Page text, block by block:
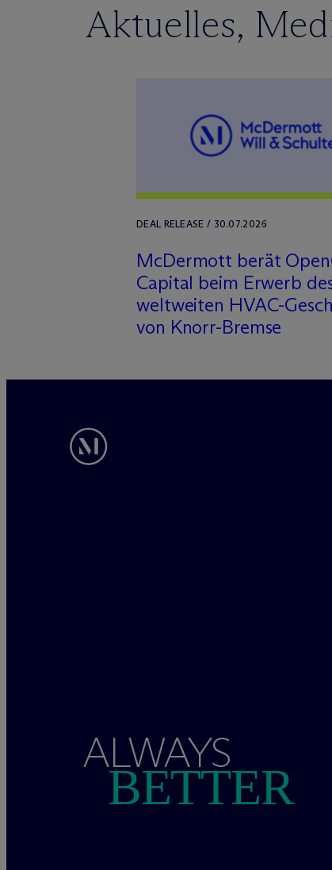
Aktuelles,
DEAL RELEASE / 30.07.2026
McDermott berät
Capital beim Erwerb
weltweiten HVAC-
von Knorr-Bremse
ALWAYS
BETTER